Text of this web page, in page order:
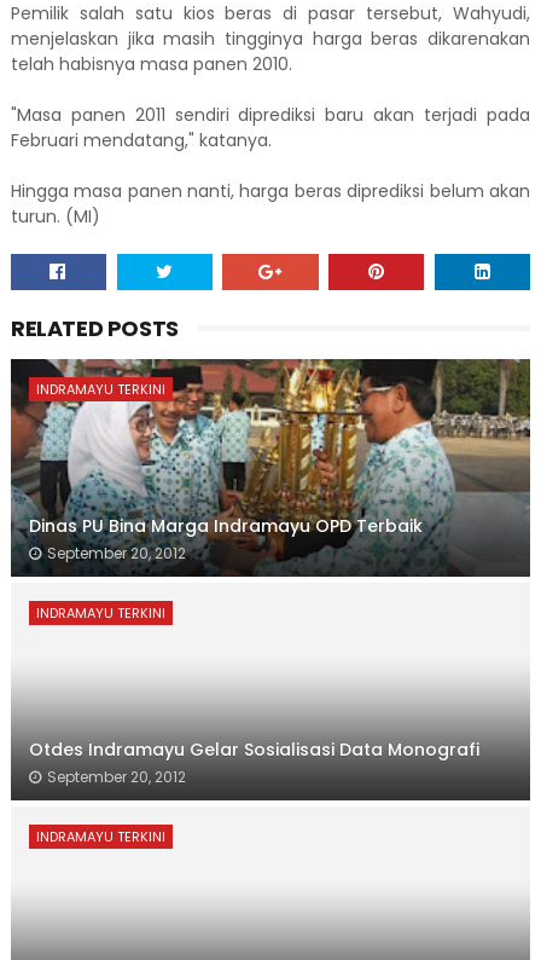
Pemilik salah satu kios beras di pasar tersebut, Wahyudi,
menjelaskan jika masih tingginya harga beras dikarenakan
telah habisnya masa panen 2010.
"Masa panen 2011 sendiri diprediksi baru akan terjadi pada
Februari mendatang," katanya.
Hingga masa panen nanti, harga beras diprediksi belum akan
turun. (MI)
RELATED POSTS
INDRAMAYU TERKINI
Dinas PU Bina Marga Indramayu OPD Terbaik
September 20, 2012
INDRAMAYU TERKINI
Otdes Indramayu Gelar Sosialisasi Data Monografi
September 20, 2012
INDRAMAYU TERKINI